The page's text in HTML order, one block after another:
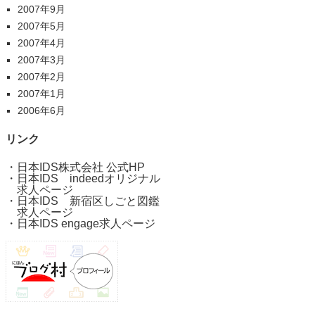
2007年9月
2007年5月
2007年4月
2007年3月
2007年2月
2007年1月
2006年6月
リンク
・ 日本IDS株式会社 公式HP
・ 日本IDS indeedオリジナル
求人ページ
・ 日本IDS 新宿区しごと図鑑
求人ページ
・ 日本IDS engage求人ページ